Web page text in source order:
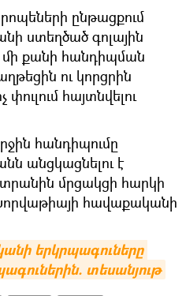
ընթացքում
ստեղծած գոլային
քանի հանդիպման
ու կորցրին
հայտնվելու
հանդիպումը
անցկացնելու է
մրցակցի հարկի
հավաքականի
երկրպագուները
տեսանյութ